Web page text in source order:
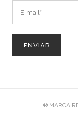
® MARCA